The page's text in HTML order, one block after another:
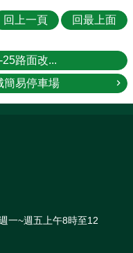
回上一頁 回最上面
路面改...
簡易停車場
一~週五上午8時至12